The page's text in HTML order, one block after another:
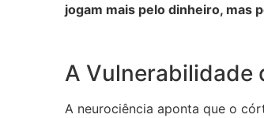
jogam mais pelo dinheiro, mas
A Vulnerabilidade
A neurociência aponta que o